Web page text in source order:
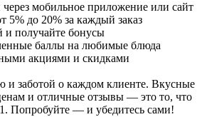
через мобильное приложение или сайт
5% до 20% за каждый заказ
и получайте бонусы
баллы на любимые блюда
акциями и скидками
заботой о каждом клиенте. Вкусные
и отличные отзывы — это то, что
Попробуйте — и убедитесь сами!